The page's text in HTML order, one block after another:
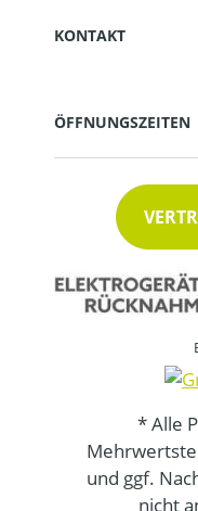
KONTAKT
ÖFFNUNGSZEITEN
* Alle
und ggf.
nicht